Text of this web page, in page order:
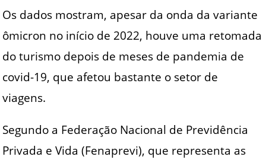
Os dados mostram, apesar da onda da variante
ômicron no início de 2022, houve uma retomada
do turismo depois de meses de pandemia de
covid-19, que afetou bastante o setor de
viagens.
Segundo a Federação Nacional de Previdência
Privada e Vida (Fenaprevi), que representa as